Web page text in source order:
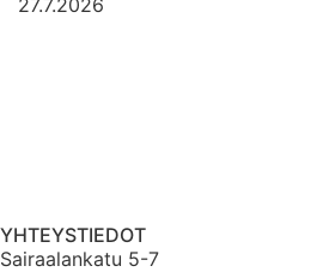
27.7.2026
YHTEYSTIEDOT
Sairaalankatu 5-7